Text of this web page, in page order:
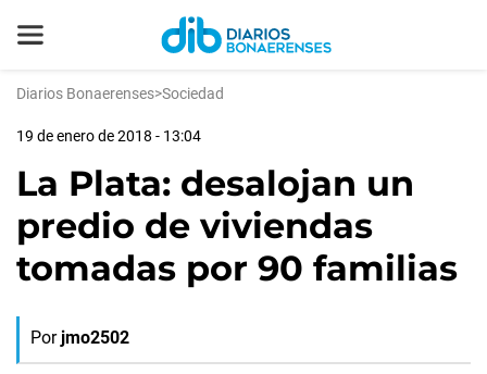
Diarios Bonaerenses>Sociedad
19 de enero de 2018 - 13:04
La Plata: desalojan un
predio de viviendas
tomadas por 90 familias
Por jmo2502